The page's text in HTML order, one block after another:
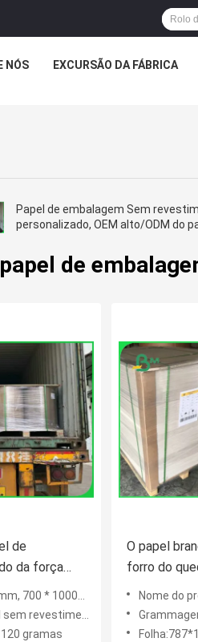
NÓS EXCURSÃO DA FÁBRICA
Papel de embalagem Sem
personalizado, OEM alto/ODM do
de
de
da força
de
* 1000mm, etc.
revestimento
gramas
O papel
forro do
padaria
38gsm
Nome do